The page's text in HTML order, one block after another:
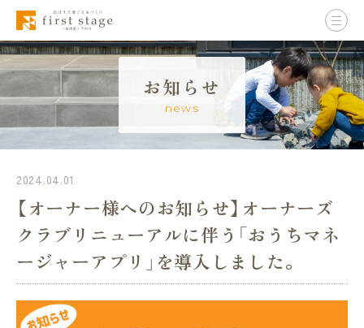
お知らせ
news
2024.04.01
【オーナー様へのお知らせ】オーナーズ
クラブリニューアルに伴う「おうちマネ
ージャーアプリ」を導入しました。